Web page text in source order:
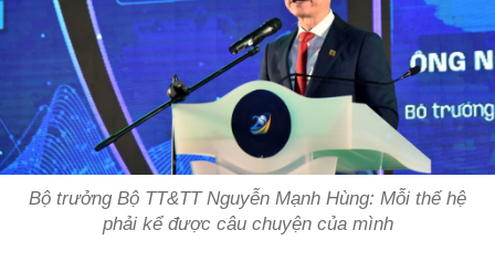
Bộ trưởng Bộ TT&TT Nguyễn Mạnh Hùng: Mỗi thế hệ
phải kể được câu chuyện của mình